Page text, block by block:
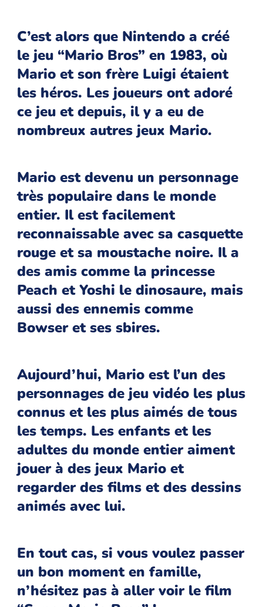
C’est alors que Nintendo a créé
le jeu “Mario Bros” en 1983, où
Mario et son frère Luigi étaient
les héros. Les joueurs ont adoré
ce jeu et depuis, il y a eu de
nombreux autres jeux Mario.
Mario est devenu un personnage
très populaire dans le monde
entier. Il est facilement
reconnaissable avec sa casquette
rouge et sa moustache noire. Il a
des amis comme la princesse
Peach et Yoshi le dinosaure, mais
aussi des ennemis comme
Bowser et ses sbires.
Aujourd’hui, Mario est l’un des
personnages de jeu vidéo les plus
connus et les plus aimés de tous
les temps. Les enfants et les
adultes du monde entier aiment
jouer à des jeux Mario et
regarder des films et des dessins
animés avec lui.
En tout cas, si vous voulez passer
un bon moment en famille,
n’hésitez pas à aller voir le film